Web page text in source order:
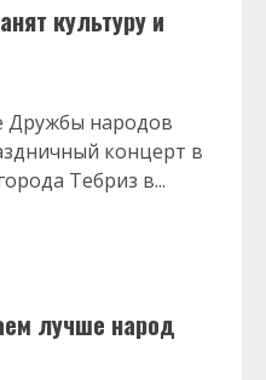
культуру и
Дружбы народов
концерт в
Тебриз в...
лучше народ